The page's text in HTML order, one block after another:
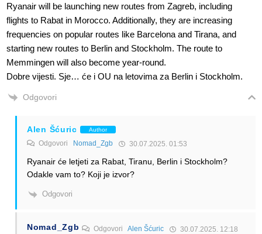
Ryanair will be launching new routes from Zagreb, including
flights to Rabat in Morocco. Additionally, they are increasing
frequencies on popular routes like Barcelona and Tirana, and
starting new routes to Berlin and Stockholm. The route to
Memmingen will also become year-round.
Dobre vijesti. Sje… će i OU na letovima za Berlin i Stockholm.
Odgovori
Alen Šćuric Author
Odgovori Nomad_Zgb 30.07.2025. 01:53
Ryanair će letjeti za Rabat, Tiranu, Berlin i Stockholm?
Odakle vam to? Koji je izvor?
Odgovori
Nomad_Zgb OdgovoriAlen Šćuric 30.07.2025. 12:18